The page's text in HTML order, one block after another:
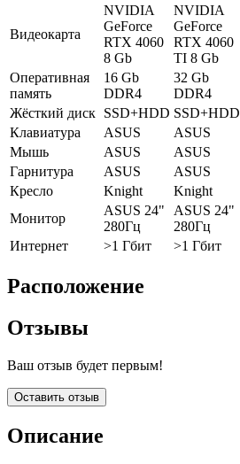
Видеокарта
NVIDIA
GeForce
RTX 4060
8 Gb
NVIDIA
GeForce
RTX 4060
TI 8 Gb
Оперативная
память
16 Gb
DDR4
32 Gb
DDR4
Жёсткий диск SSD+HDD SSD+HDD
Клавиатура
ASUS ASUS
Мышь
ASUS ASUS
Гарнитура
ASUS ASUS
Кресло
Knight Knight
Монитор
ASUS 24"
280Гц
ASUS 24"
280Гц
Интернет
>1 Гбит >1 Гбит
Расположение
Отзывы
Ваш отзыв будет первым!
Оставить отзыв
Описание